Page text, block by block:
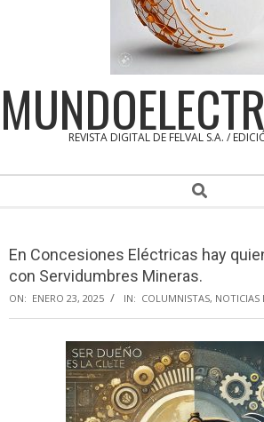
REVISTA DIGITAL DE FELVAL S.A. /
Search
En Concesiones Eléctricas hay
con Servidumbres Mineras.
ON: ENERO 23, 2025 IN: COLUMNISTAS, NOTICIAS